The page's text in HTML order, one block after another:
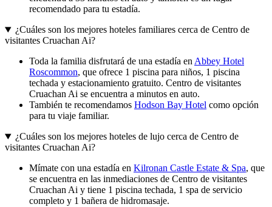
recomendado para tu estadía.
¿Cuáles son los mejores hoteles familiares cerca de Centro de
visitantes Cruachan Ai?
Toda la familia disfrutará de una estadía en Abbey Hotel
Roscommon, que ofrece 1 piscina para niños, 1 piscina
techada y estacionamiento gratuito. Centro de visitantes
Cruachan Ai se encuentra a minutos en auto.
También te recomendamos Hodson Bay Hotel como opción
para tu viaje familiar.
¿Cuáles son los mejores hoteles de lujo cerca de Centro de
visitantes Cruachan Ai?
Mímate con una estadía en Kilronan Castle Estate & Spa, que
se encuentra en las inmediaciones de Centro de visitantes
Cruachan Ai y tiene 1 piscina techada, 1 spa de servicio
completo y 1 bañera de hidromasaje.